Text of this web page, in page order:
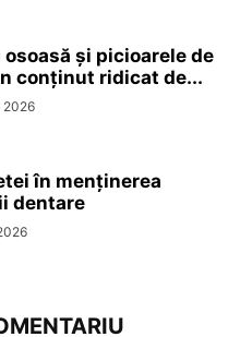
osoasă și picioarele de
conținut ridicat de...
2026
în menținerea
dentare